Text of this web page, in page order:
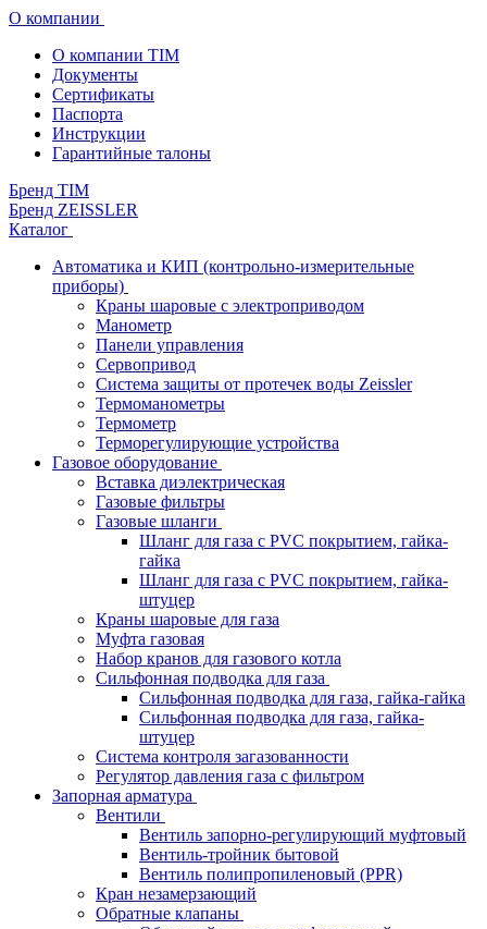
О компании
О компании TIM
Документы
Сертификаты
Паспорта
Инструкции
Гарантийные талоны
Бренд TIM
Бренд ZEISSLER
Каталог
Автоматика и КИП (контрольно-измерительные
приборы)
Краны шаровые с электроприводом
Манометр
Панели управления
Сервопривод
Система защиты от протечек воды Zeissler
Термоманометры
Термометр
Терморегулирующие устройства
Газовое оборудование
Вставка диэлектрическая
Газовые фильтры
Газовые шланги
Шланг для газа с PVC покрытием, гайка-
гайка
Шланг для газа с PVC покрытием, гайка-
штуцер
Краны шаровые для газа
Муфта газовая
Набор кранов для газового котла
Сильфонная подводка для газа
Сильфонная подводка для газа, гайка-гайка
Сильфонная подводка для газа, гайка-
штуцер
Система контроля загазованности
Регулятор давления газа с фильтром
Запорная арматура
Вентили
Вентиль запорно-регулирующий муфтовый
Вентиль-тройник бытовой
Вентиль полипропиленовый (PPR)
Кран незамерзающий
Обратные клапаны